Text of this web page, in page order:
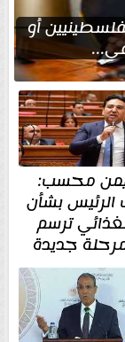
أو
أيمن محسب:
بشأن
ترسم
جديدة